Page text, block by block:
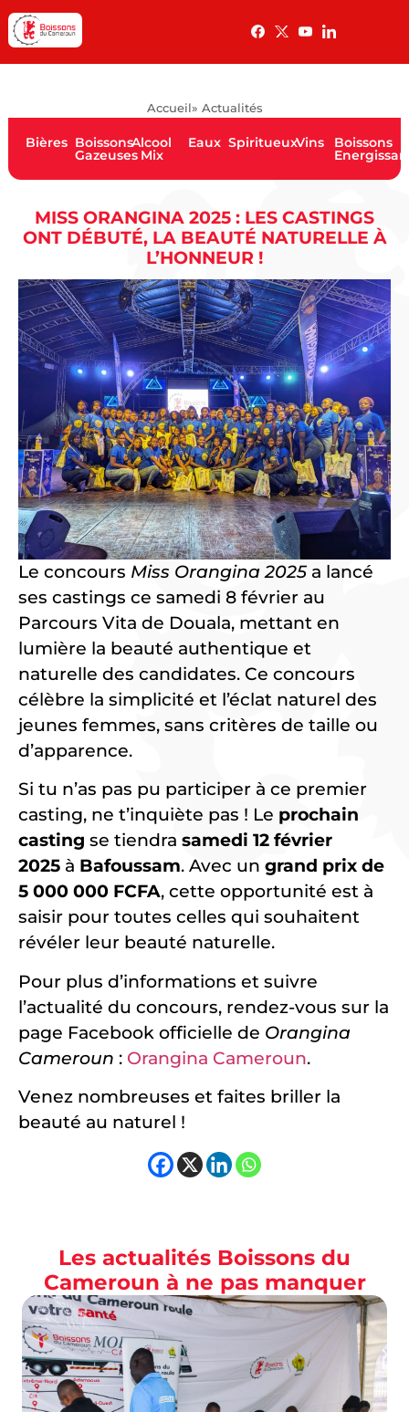
Accueil» Actualités
Bières Boissons
Gazeuses
Alcool
Mix
Eaux SpiritueuxVins Boissons
MISS ORANGINA 2025 : LES CASTINGS
ONT DÉBUTÉ, LA BEAUTÉ NATURELLE À
L’HONNEUR !
Le concours Miss Orangina 2025 a lancé
ses castings ce samedi 8 février au
Parcours Vita de Douala, mettant en
lumière la beauté authentique et
naturelle des candidates. Ce concours
célèbre la simplicité et l’éclat naturel des
jeunes femmes, sans critères de taille ou
d’apparence.
Si tu n’as pas pu participer à ce premier
casting, ne t’inquiète pas ! Le prochain
casting se tiendra samedi 12 février
2025 à Bafoussam. Avec un grand prix de
5 000 000 FCFA, cette opportunité est à
saisir pour toutes celles qui souhaitent
révéler leur beauté naturelle.
Pour plus d’informations et suivre
l’actualité du concours, rendez-vous sur la
page Facebook officielle de Orangina
Cameroun : Orangina Cameroun.
Venez nombreuses et faites briller la
beauté au naturel !
Les actualités Boissons du
Cameroun à ne pas manquer